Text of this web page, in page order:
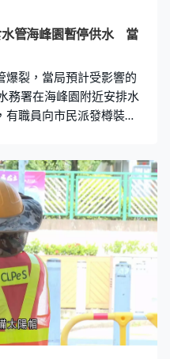
水管海峰園暫停供水 當
爆裂，當局預計受影響的
務署在海峰園附近安排水
有職員向市民派發樽裝